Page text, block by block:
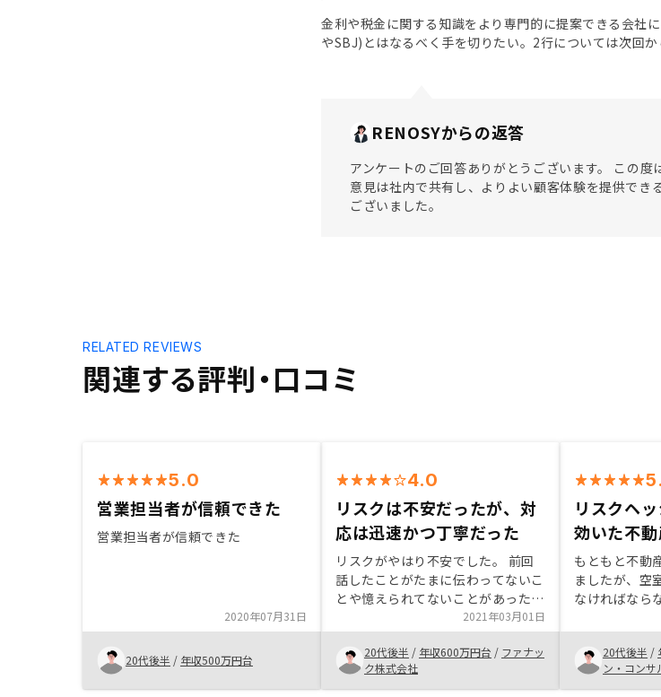
金利や税金に関する知識をより専門的に提案できる会社
やSBJ)とはなるべく手を切りたい。2行については次回か
RENOSYからの返答
アンケートのご回答ありがとうございます。 この
意見は社内で共有し、よりよい顧客体験を提供でき
ございました。
関連する評判・口コミ
RELATED REVIEWS
5.0
営業担当者が信頼できた
営業担当者が信頼できた
2020年07月31日
20代後半 / 年収500万円台
4.0
リスクは不安だったが、対
応は迅速かつ丁寧だった
リスクがやはり不安でした。 前回
話したことがたまに伝わってないこ
とや憶えられてないことがあった
が、対応は迅速かつ丁寧最初は金利
が高い銀行を薦められたが、結局低
い銀行で契約ができました。 もう
少しバックグラウンドなどの聞き込
みはしたほうが良いかと思いまし
2021年03月01日
20代後半 / 年収600万円台 / ファナッ
ク株式会社
リスクヘ
効いた不
もともと不動
ましたが、空
なければなら
ネックにな
れば、空室リ
ど、多くのリ
業に打ち込め
20代後半 /
ン・コンサ